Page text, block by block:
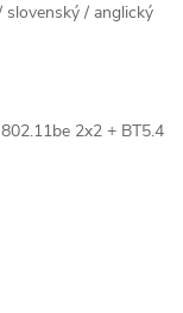
/ anglický
2x2 + BT5.4